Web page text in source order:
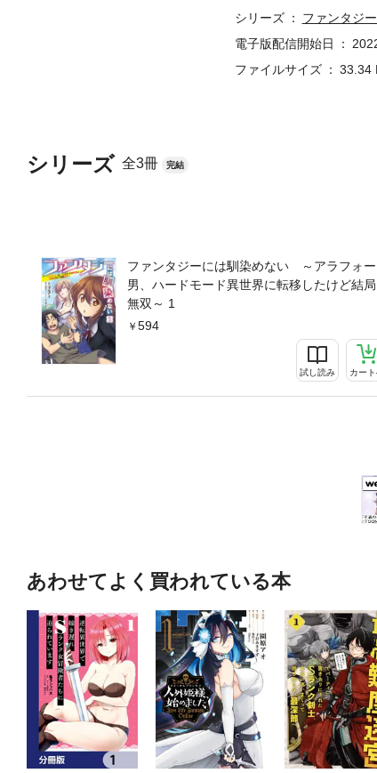
シリーズ 全3冊 完結
ファンタジーには馴染めない ～アラフォー
男、ハードモード異世界に転移したけど結局
無双～ 1
594
試し読み カー
シリーズ
ファンタジ
電子版配信開始日
ファイルサイズ
33.34
あわせてよく買われている本